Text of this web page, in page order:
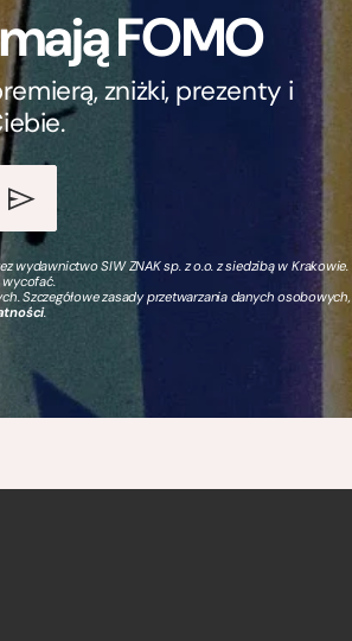
FOMO
zniżki, prezenty i
wydawnictwo SIW ZNAK sp. z o.o. z siedzibą w Krakowie.
Szczegółowe zasady przetwarzania danych osobowych,
.